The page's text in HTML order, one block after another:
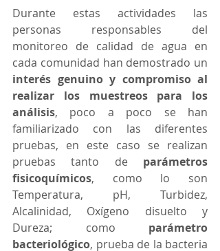
Durante estas actividades las
personas responsables del
monitoreo de calidad de agua en
interés genuino y compromiso al
realizar los muestreos para los
análisis, poco a poco se han
familiarizado con las diferentes
pruebas, en este caso se realizan
pruebas tanto de parámetros
fisicoquímicos, como lo son
Temperatura, pH, Turbidez,
Alcalinidad, Oxígeno disuelto y
Dureza; como parámetro
bacteriológico